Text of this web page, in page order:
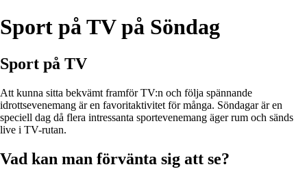
Sport på TV på Söndag
Sport på TV
Att kunna sitta bekvämt framför TV:n och följa spännande
idrottsevenemang är en favoritaktivitet för många. Söndagar är en
speciell dag då flera intressanta sportevenemang äger rum och sänds
live i TV-rutan.
Vad kan man förvänta sig att se?